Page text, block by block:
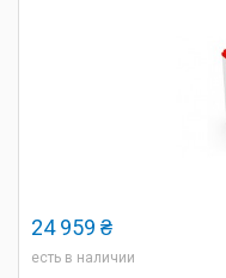
24 959 ₴
есть в наличии